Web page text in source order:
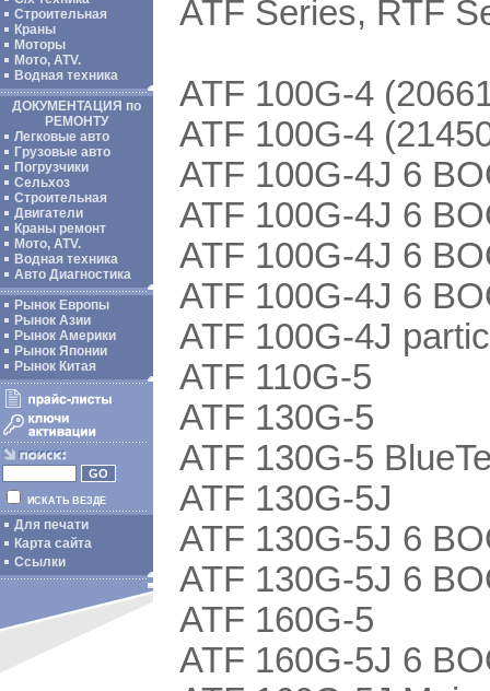
Строительная
Краны
Моторы
Мото, ATV.
Водная техника
ДОКУМЕНТАЦИЯ по
РЕМОНТУ
Легковые авто
Грузовые авто
Погрузчики
Сельхоз
Строительная
Двигатели
Краны ремонт
Мото, ATV.
Водная техника
Авто Диагностика
Рынок Европы
Рынок Азии
Рынок Америки
Рынок Японии
Рынок Китая
ИСКАТЬ ВЕЗДЕ
Для печати
Карта сайта
Ссылки
ATF Series, RTF
ATF 100G-4
ATF 100G-4
ATF 100G-4J 6
ATF 100G-4J 6
ATF 100G-4J 6
ATF 100G-4J 6
ATF 100G-4J
ATF 110G-5
ATF 130G-5
ATF 130G-5
ATF 130G-5J
ATF 130G-5J 6
ATF 130G-5J 6
ATF 160G-5
ATF 160G-5J 6